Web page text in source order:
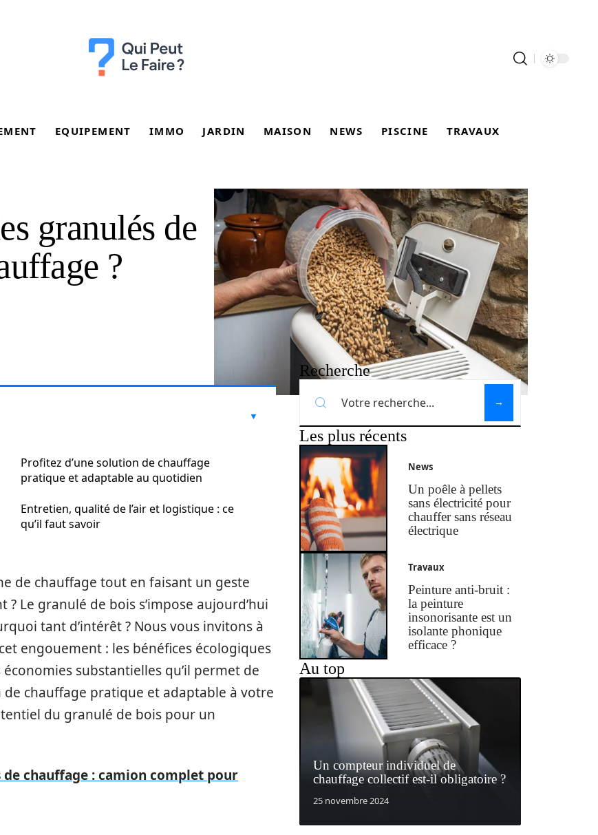
EQUIPEMENT IMMO JARDIN MAISON NEWS PISCINE TRAVAUX
granulés de
?
Profitez d’une solution de chauffage
pratique et adaptable au quotidien
Entretien, qualité de l’air et logistique : ce
qu’il faut savoir
de chauffage tout en faisant un geste
Le granulé de bois s’impose aujourd’hui
tant d’intérêt ? Nous vous invitons à
engouement : les bénéfices écologiques
substantielles qu’il permet de
chauffage pratique et adaptable à votre
du granulé de bois pour un
chauffage : camion complet pour
Recherche
Les plus récents
News
Un poêle à pellets
sans électricité pour
chauffer sans réseau
électrique
Travaux
Peinture anti-bruit :
la peinture
insonorisante est un
isolante phonique
efficace ?
Au top
Un compteur individuel de
chauffage collectif est-il obligatoire ?
25 novembre 2024